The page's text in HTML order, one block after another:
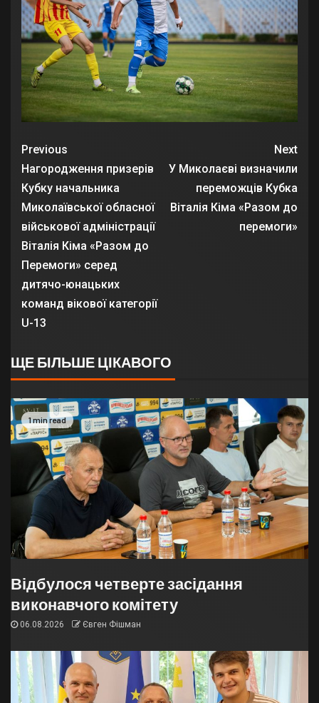
Previous
Нагородження призерів
Кубку начальника
Миколаївської обласної
військової адміністрації
Віталія Кіма «Разом до
Перемоги» серед
дитячо-юнацьких
команд вікової категорії
U-13
Next
У Миколаєві визначили
переможців Кубка
Віталія Кіма «Разом до
перемоги»
ЩЕ БІЛЬШЕ ЦІКАВОГО
1 min read
Відбулося четверте засідання
виконавчого комітету
06.08.2026 Євген Фішман